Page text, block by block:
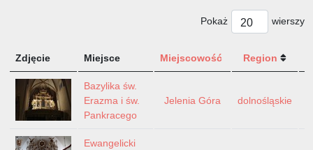
Pokaż wierszy
Zdjęcie Miejsce Miejscowość Region
Bazylika św.
Erazma i św.
Pankracego
Jelenia Góra dolnośląskie
Ewangelicki